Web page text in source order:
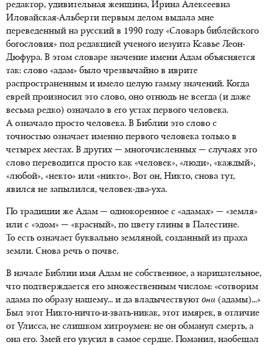
редактор, удивительная женщина, Ирина Алексеевна
Иловайская-Альберти первым делом выдала мне
переведенный на русский в 1990 году «Словарь библейского
богословия» под редакцией ученого иезуита Ксавье Леон-
Дюфура. В этом словаре значение имени Адам объясняется
так: слово «адам» было чрезвычайно в иврите
распространенным и имело целую гамму значений. Когда
еврей произносил это слово, оно отнюдь не всегда (и даже
весьма редко) означало в его устах первого человека.
А означало просто человека. В Библии это слово с
точностью означает именно первого человека только в
четырех местах. В других — многочисленных — случаях это
слово переводится просто как «человек», «люди», «каждый»,
«любой», «некто» или «никто». Вот он, Никто, снова тут,
явился не запылился, человек-два-уха.
По традиции же Адам — однокоренное с «адамах» — «земля»
или с «эдом» — «красный», по цвету глины в Палестине.
То есть означает буквально земляной, созданный из праха
земли. Снова речь о почве.
В начале Библии имя Адам не собственное, а нарицательное,
что подтверждается его множественным числом: «сотворим
адама по образу нашему... и да владычествуют они (адамы)...»
Был этот Никто-ничто-и-звать-никак, этот имярек, в отличие
от Улисса, не слишком хитроумен: не он обманул смерть, а
она его. Змей его укусил в самое сердце. Поманил, наобещал